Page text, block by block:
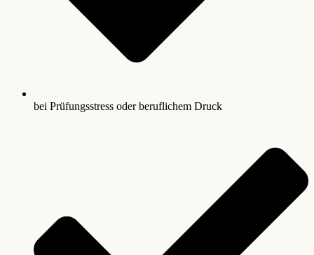
bei Prüfungsstress oder beruflichem Druck